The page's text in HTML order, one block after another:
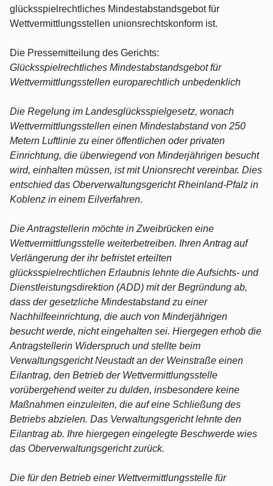
glücksspielrechtliches Mindestabstandsgebot für
Wettvermittlungsstellen unionsrechtskonform ist.
Die Pressemitteilung des Gerichts:
Glücksspielrechtliches Mindestabstandsgebot für
Wettvermittlungsstellen europarechtlich unbedenklich
Die Regelung im Landesglücksspielgesetz, wonach
Wettvermittlungsstellen einen Mindestabstand von 250
Metern Luftlinie zu einer öffentlichen oder privaten
Einrichtung, die überwiegend von Minderjährigen besucht
wird, einhalten müssen, ist mit Unions­recht vereinbar. Dies
entschied das Oberverwaltungsgericht Rheinland-Pfalz in
Koblenz in einem Eilverfahren.
Die Antragstellerin möchte in Zweibrücken eine
Wettvermittlungsstelle weiterbetreiben. Ihren Antrag auf
Verlängerung der ihr befristet erteilten
glücksspielrechtlichen Erlaubnis lehnte die Aufsichts- und
Dienstleistungsdirektion (ADD) mit der Begründung ab,
dass der gesetzliche Mindestabstand zu einer
Nachhilfeeinrichtung, die auch von Minder­jährigen
besucht werde, nicht eingehalten sei. Hiergegen erhob die
Antragstellerin Widerspruch und stellte beim
Verwaltungsgericht Neustadt an der Weinstraße einen
Eilantrag, den Betrieb der Wettvermittlungsstelle
vorübergehend weiter zu dulden, ins­besondere keine
Maßnahmen einzuleiten, die auf eine Schließung des
Betriebs abzie­len. Das Verwaltungsgericht lehnte den
Eilantrag ab. Ihre hiergegen eingelegte Beschwerde wies
das Oberverwaltungsgericht zurück.
Die für den Betrieb einer Wettvermittlungsstelle für